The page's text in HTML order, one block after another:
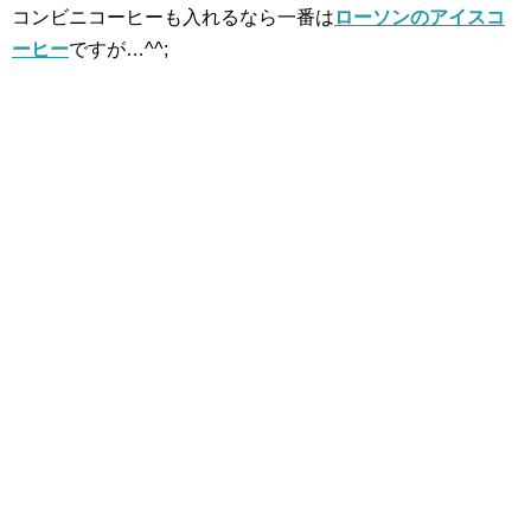
コンビニコーヒーも入れるなら一番は ローソンのアイスコ
ーヒーですが…^^;